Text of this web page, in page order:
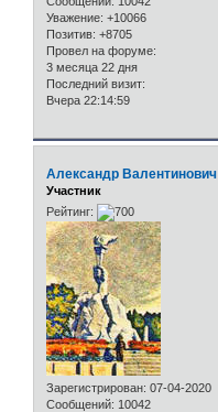
Уважение: +10066
Позитив: +8705
Провел на форуме:
3 месяца 22 дня
Последний визит:
Вчера 22:14:59
Александр Валентинович
Участник
Рейтинг:
Зарегистрирован: 07-04-2020
Сообщений: 10042